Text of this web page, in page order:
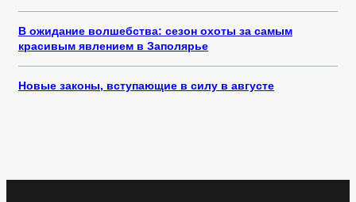
В ожидание волшебства: сезон охоты за самым
красивым явлением в Заполярье
Новые законы, вступающие в силу в августе